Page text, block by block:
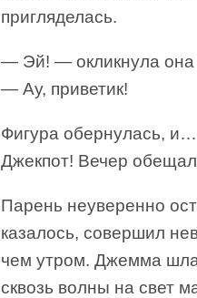
пригляделась.
— Эй! — окликнула она
— Ау, приветик!
Фигура обернулась,
Джекпот! Вечер обещал
Парень неуверенно
казалось, совершил
чем утром. Джемма шла
сквозь волны на свет